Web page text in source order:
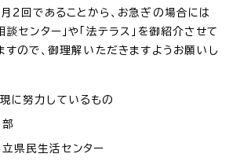
2回であることから、お急ぎの場合には
談センター」や「法テラス」を御紹介させて
すので、御理解いただきますようお願いし
に努力しているもの
県民生活センター